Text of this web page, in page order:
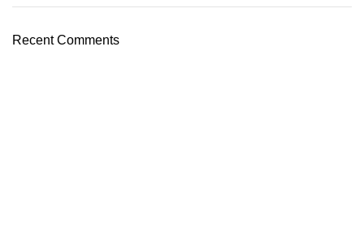
Recent Comments